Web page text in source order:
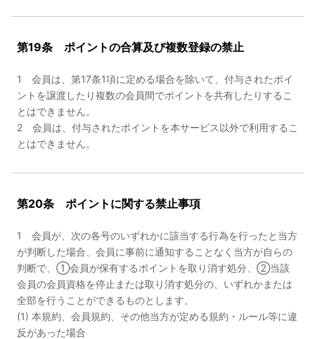
第19条 ポイントの合算及び複数登録の禁止
1 会員は、第17条1項に定める場合を除いて、付与されたポイ
ントを譲渡したり複数の会員間でポイントを共有したりするこ
とはできません。
2 会員は、付与されたポイントを本サービス以外で利用するこ
とはできません。
第20条 ポイントに関する禁止事項
1 会員が、次の各号のいずれかに該当する行為を行ったと当方
が判断した場合、会員に事前に通知することなく当方が自らの
判断で、①会員が保有するポイントを取り消す処分、②当該
会員の会員資格を停止または取り消す処分の、いずれかまたは
全部を行うことができるものとします。
(1) 本規約、会員規約、その他当方が定める規約・ルール等に違
反があった場合